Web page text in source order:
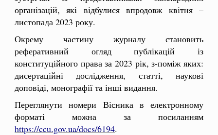
організацій, які відбулися впродовж квітня –
листопада 2023 року.
Окрему частину журналу становить
реферативний огляд публікацій із
конституційного права за 2023 рік, з-поміж яких:
дисертаційні дослідження, статті, наукові
доповіді, монографії та інші видання.
Переглянути номери Вісника в електронному
форматі можна за посиланням
https://ccu.gov.ua/docs/6194.